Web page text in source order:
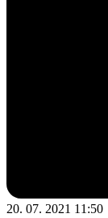
20. 07. 2021 11:50